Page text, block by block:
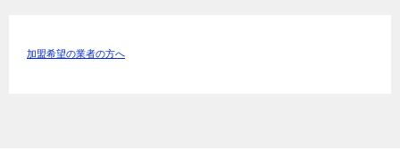
加盟希望の業者の方へ